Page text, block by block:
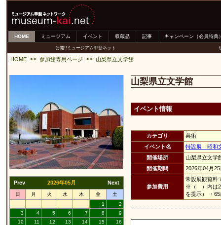
HOME ミュージアム イベント 収蔵品 記事 キャンペーン（会員特典
公開!!ミュージアム甲斐ネット
HOME >> 参加館専用ページ >> 山梨県立文学館
Prev 2026年05月 Next
日 月 火 水 木 金
土
1
2
3
4 5 6 7 8
9
10
11 12 13 14 15
16
山梨県立文学館
イベント情報
カテゴリ
芸術
イベント名
特設展 昭和
開催場所
山梨県立文
開催期間
2026年04月
参加費用
常設展観覧料
※（ ）内は20
を提示） ・